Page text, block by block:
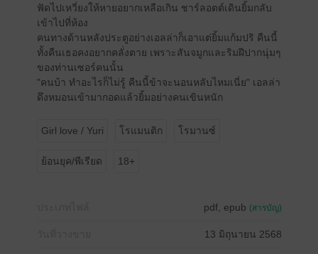
ฟัดไปเหวี่ยงให้หายอยากเหลือเกิน ชาร์ลอตต์เดินยิ้มกลับ
เข้าไปที่ห้อง
คนทางด้านหลังประตูอย่างเอลล่าก็เอาแต่ยิ้มแก้มปริ คืนนี้
ทั้งคืนเธอคงอยากคลั่งตาย เพราะสันจมูกและริมฝีปากนุ่มๆ
ของท่านเซอร์คนนั้น
"คนบ้า ทำอะไรก็ไม่รู้ คืนนี้ข้าจะนอนหลับไหมเนี่ย" เอลล่า
ดึงหมอนเข้ามากอดแล้วยิ้มอย่างคนเขินหนัก
Girl love / Yuri โรแมนติก โรมานซ์
ย้อนยุค/พีเรียด 18+
pdf, epub (สารบัญ)
13 มิถุนายน 2568